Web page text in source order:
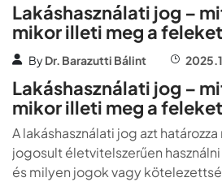
Lakáshasználati jog –
mikor illeti meg a
ByDr. Barazutti Bálint
Lakáshasználati jog –
mikor illeti meg a
A lakáshasználati jog azt
jogosult életvitelszerűen
és milyen jogok vagy